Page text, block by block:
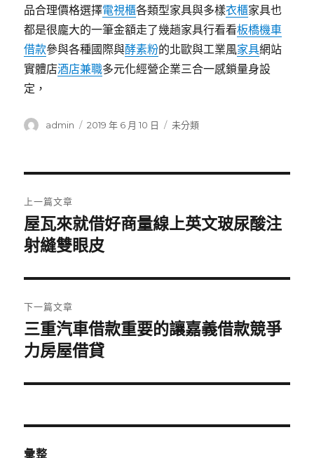
品合理價格選擇電視櫃各類型家具與多樣衣櫃家具也
都是很龐大的一筆金額走了幾趟家具行看看板橋機車
借款參與各種國際與酵素粉的北歐與工業風家具網站
實體店酒店兼職多元化經營企業三合一感鎖量身設
定，
作
admin
發
2019 年 6 月 10 日
分
未分類
章
導
覽
上一篇文章
上
一
文
章:
屋瓦來就借好商量線上英文玻尿酸注
射縫雙眼皮
下一篇文章
下
一
文
三重汽車借款重要的讓嘉義借款競爭
力房屋借貸
彙整